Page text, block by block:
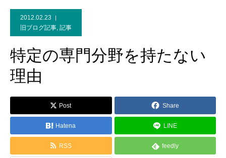
2012.02.23
旧ブログ記事, 記事
特定の専門分野を持たない
理由
Post Share
Hatena LINE
RSS feedly